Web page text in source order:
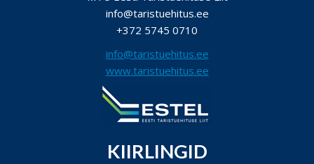
info@taristuehitus.ee
+372 5745 0710
info@taristuehitus.ee
www.taristuehitus.ee
KIIRLINGID